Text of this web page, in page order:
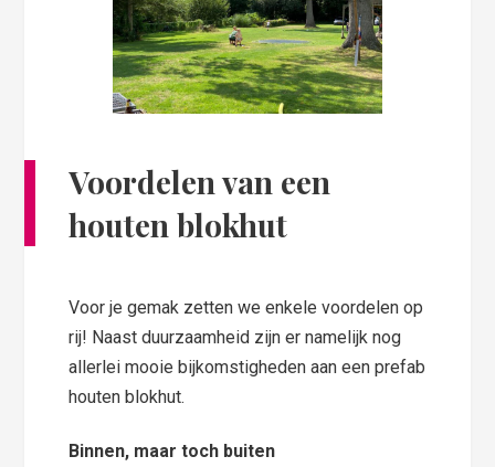
Voordelen van een
houten blokhut
Voor je gemak zetten we enkele voordelen op
rij! Naast duurzaamheid zijn er namelijk nog
allerlei mooie bijkomstigheden aan een prefab
houten blokhut.
Binnen, maar toch buiten